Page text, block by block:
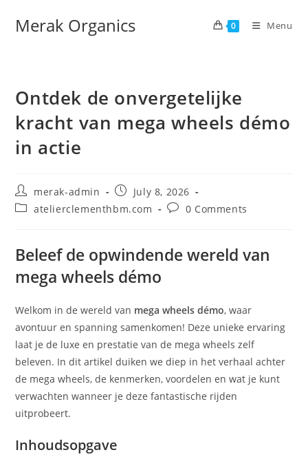
Merak Organics 0 Menu
Ontdek de onvergetelijke
kracht van mega wheels démo
in actie
merak-admin
July 8, 2026
atelierclementhbm.com
0 Comments
Beleef de opwindende wereld van
mega wheels démo
Welkom in de wereld van mega wheels démo, waar
avontuur en spanning samenkomen! Deze unieke ervaring
laat je de luxe en prestatie van de mega wheels zelf
beleven. In dit artikel duiken we diep in het verhaal achter
de mega wheels, de kenmerken, voordelen en wat je kunt
verwachten wanneer je deze fantastische rijden
uitprobeert.
Inhoudsopgave